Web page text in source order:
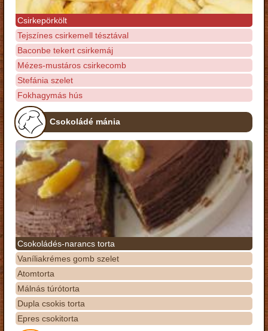
Csirkepörkölt
Tejszínes csirkemell tésztával
Baconbe tekert csirkemáj
Mézes-mustáros csirkecomb
Stefánia szelet
Fokhagymás hús
Csokoládé mánia
Csokoládés-narancs torta
Vaníliakrémes gomb szelet
Atomtorta
Málnás túrótorta
Dupla csokis torta
Epres csokitorta